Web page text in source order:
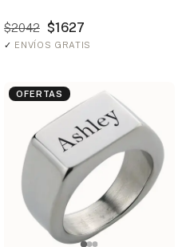
$2042 $1627
✓ ENVÍOS GRATIS
OFERTAS